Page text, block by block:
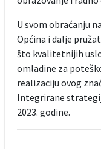
U svom obraćanju
Općina i dalje
što kvalitetnijih
omladine za
realizaciju ovog
Integrirane
2023. godine.